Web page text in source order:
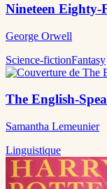
Nineteen Eighty-
George Orwell
Science-fictionFantasy
The English-
Samantha Lemeunier
Linguistique